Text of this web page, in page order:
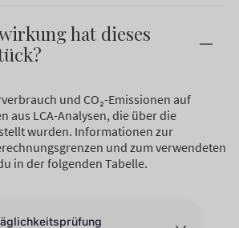
hat dieses
und CO₂-Emissionen auf
aus LCA-Analysen, die über die
wurden. Informationen zur
und zum verwendeten
in der folgenden Tabelle.